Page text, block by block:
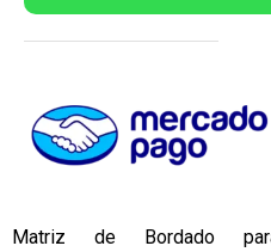
Matriz de Bordado